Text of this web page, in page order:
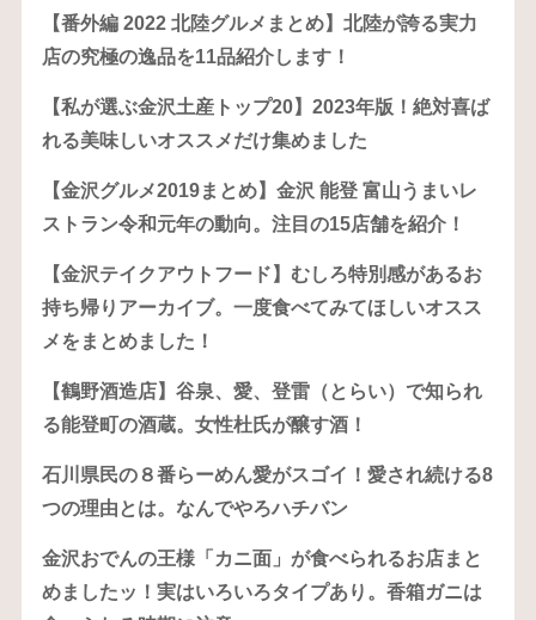
【番外編 2022 北陸グルメまとめ】北陸が誇る実力
店の究極の逸品を11品紹介します！
【私が選ぶ金沢土産トップ20】2023年版！絶対喜ば
れる美味しいオススメだけ集めました
【金沢グルメ2019まとめ】金沢 能登 富山うまいレ
ストラン令和元年の動向。注目の15店舗を紹介！
【金沢テイクアウトフード】むしろ特別感があるお
持ち帰りアーカイブ。一度食べてみてほしいオスス
メをまとめました！
【鶴野酒造店】谷泉、愛、登雷（とらい）で知られ
る能登町の酒蔵。女性杜氏が醸す酒！
石川県民の８番らーめん愛がスゴイ！愛され続ける8
つの理由とは。なんでやろハチバン
金沢おでんの王様「カニ面」が食べられるお店まと
めましたッ！実はいろいろタイプあり。香箱ガニは